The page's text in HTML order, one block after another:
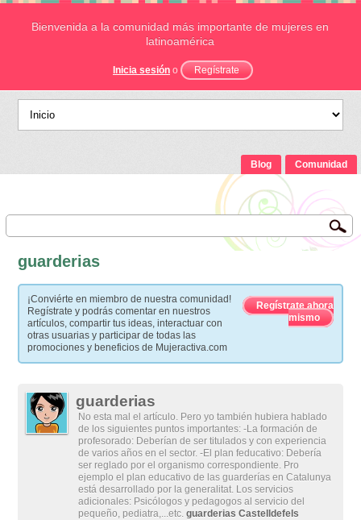
Bienvenida a la comunidad más importante de mujeres en
latinoamérica
Inicia sesión o Regístrate
Blog Comunidad
guarderias
¡Conviérte en miembro de nuestra comunidad!
Regístrate y podrás comentar en nuestros
artículos, compartir tus ideas, interactuar con
otras usuarias y participar de todas las
promociones y beneficios de Mujeractiva.com
Regístrate ahora
mismo
guarderias
No esta mal el artículo. Pero yo también hubiera hablado
de los siguientes puntos importantes: -La formación de
profesorado: Deberían de ser titulados y con experiencia
de varios años en el sector. -El plan feducativo: Debería
ser reglado por el organismo correspondiente. Pro
ejemplo el plan educativo de las guarderías en Catalunya
está desarrollado por la generalitat. Los servicios
adicionales: Psicólogos y pedagogos al servicio del
pequeño, pediatra,...etc.guarderias Castelldefels